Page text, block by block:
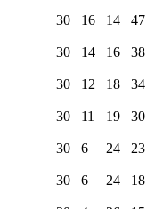
30 16 14 47
30 14 16 38
30 12 18 34
30 11 19 30
30 6 24 23
30 6 24 18